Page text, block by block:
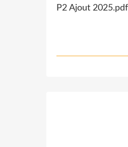
P2 Ajout